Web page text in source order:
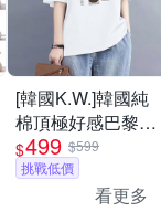
[韓國K.W.]韓國純
棉頂極好感巴黎設
計華麗上衣(壓褶/
中大尺碼/修身/輕
薄/小香風)
$499 $599
挑戰低價
看更多